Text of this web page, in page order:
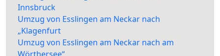
Innsbruck
Umzug von Esslingen am Neckar nach
„Klagenfurt
Umzug von Esslingen am Neckar nach am